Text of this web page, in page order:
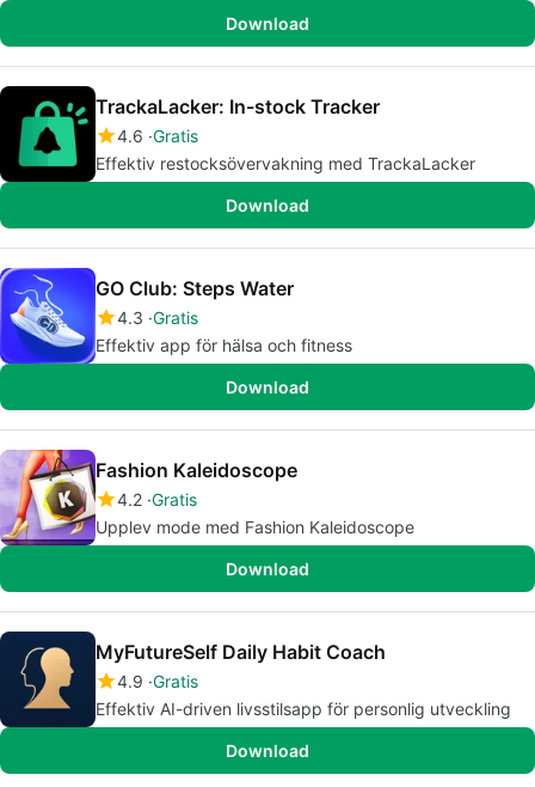
Download
TrackaLacker: In-stock Tracker
4.6 Gratis
Effektiv restocksövervakning med TrackaLacker
Download
GO Club: Steps Water
4.3 Gratis
Effektiv app för hälsa och fitness
Download
Fashion Kaleidoscope
4.2 Gratis
Upplev mode med Fashion Kaleidoscope
Download
MyFutureSelf Daily Habit Coach
4.9 Gratis
Effektiv AI-driven livsstilsapp för personlig utveckling
Download